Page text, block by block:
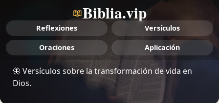
📖Biblia.vip
Reflexiones Versículos
Oraciones Aplicación
🦋 Versículos sobre la transformación de vida en
Dios.